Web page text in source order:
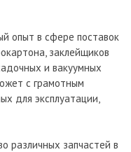
опыт в сфере поставок
заклейщиков
и вакуумных
с грамотным
для эксплуатации,
различных запчастей в